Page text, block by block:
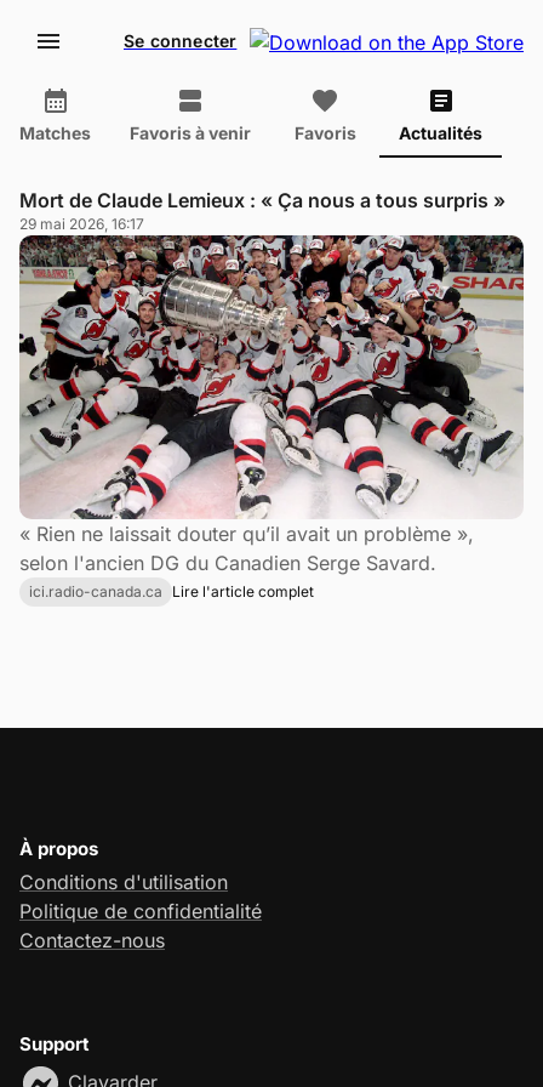
Se connecter
Matches Favoris à venir Favoris Actualités
Mort de Claude Lemieux : « Ça nous a tous surpris »
29 mai 2026, 16:17
« Rien ne laissait douter qu’il avait un problème »,
selon l'ancien DG du Canadien Serge Savard.
ici.radio-canada.ca Lire l'article complet
À propos
Conditions d'utilisation
Politique de confidentialité
Contactez-nous
Support